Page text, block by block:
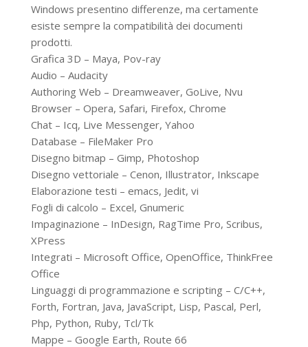
Windows presentino differenze, ma certamente
esiste sempre la compatibilità dei documenti
prodotti.
Grafica 3D – Maya, Pov-ray
Audio – Audacity
Authoring Web – Dreamweaver, GoLive, Nvu
Browser – Opera, Safari, Firefox, Chrome
Chat – Icq, Live Messenger, Yahoo
Database – FileMaker Pro
Disegno bitmap – Gimp, Photoshop
Disegno vettoriale – Cenon, Illustrator, Inkscape
Elaborazione testi – emacs, Jedit, vi
Fogli di calcolo – Excel, Gnumeric
Impaginazione – InDesign, RagTime Pro, Scribus,
XPress
Integrati – Microsoft Office, OpenOffice, ThinkFree
Office
Linguaggi di programmazione e scripting – C/C++,
Forth, Fortran, Java, JavaScript, Lisp, Pascal, Perl,
Php, Python, Ruby, Tcl/Tk
Mappe – Google Earth, Route 66